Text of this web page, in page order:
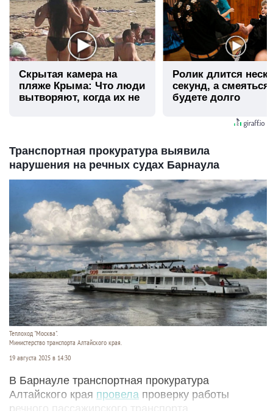
Скрытая камера на
пляже Крыма: Что люди
вытворяют, когда их не
Ролик длится
секунд, а
будете долго
Транспортная прокуратура выявила
нарушения на речных судах Барнаула
Теплоход "Москва".
Министерство транспорта Алтайского края.
19 августа 2025 в 14:30
В Барнауле транспортная прокуратура
Алтайского края провела проверку работы
речного пассажирского транспорта.